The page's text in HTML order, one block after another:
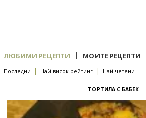
ЛЮБИМИ РЕЦЕПТИ | МОИТЕ РЕЦЕПТИ
Последни | Най-висок рейтинг | Най-четени
ТОРТИЛА С БАБЕК